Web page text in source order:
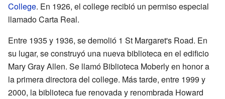
College. En 1926, el college recibió un permiso especial
llamado Carta Real.
Entre 1935 y 1936, se demolió 1 St Margaret's Road. En
su lugar, se construyó una nueva biblioteca en el edificio
Mary Gray Allen. Se llamó Biblioteca Moberly en honor a
la primera directora del college. Más tarde, entre 1999 y
2000, la biblioteca fue renovada y renombrada Howard